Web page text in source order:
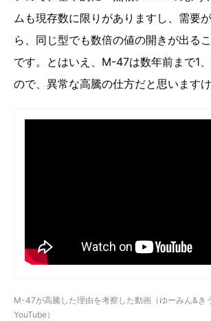
ムも現存数に限りがありますし、需要
ら、同じ型でも数倍の値の開きが出る
です。とはいえ、M-47は数年前まで1
ので、異常な高騰の仕方だと思いますけ
M-47が高騰した理由を考察した動画（ゆーみん&き
YouTube）